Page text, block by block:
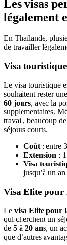
Les visas
légalement
En Thaïlande,
de travailler
Visa touristique
Le visa touristique
souhaitent rester
60 jours, avec la
supplémentaires.
travail, beaucoup
séjours courts.
Coût : entre
Extension :
Visa
jusqu’à un
Visa Elite pour
Le visa Elite pour
qui cherchent un
de 5 à 20 ans, un
que d’autres